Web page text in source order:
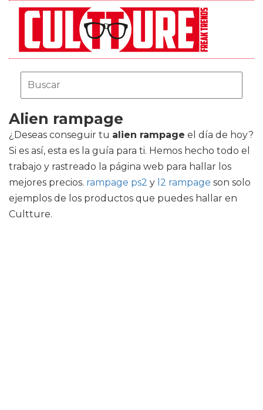
Alien rampage
¿Deseas conseguir tu alien rampage el día de hoy?
Si es así, esta es la guía para ti. Hemos hecho todo el
trabajo y rastreado la página web para hallar los
mejores precios. rampage ps2 y l2 rampage son solo
ejemplos de los productos que puedes hallar en
Cultture.